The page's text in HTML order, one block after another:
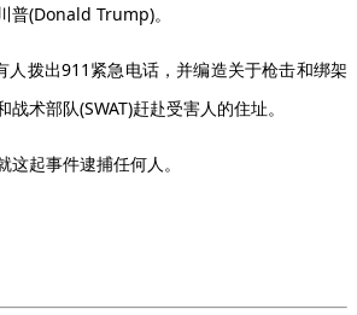
普(Donald Trump)。
拨出911紧急电话，并编造关于枪击和绑架
术部队(SWAT)赶赴受害人的住址。
起事件逮捕任何人。